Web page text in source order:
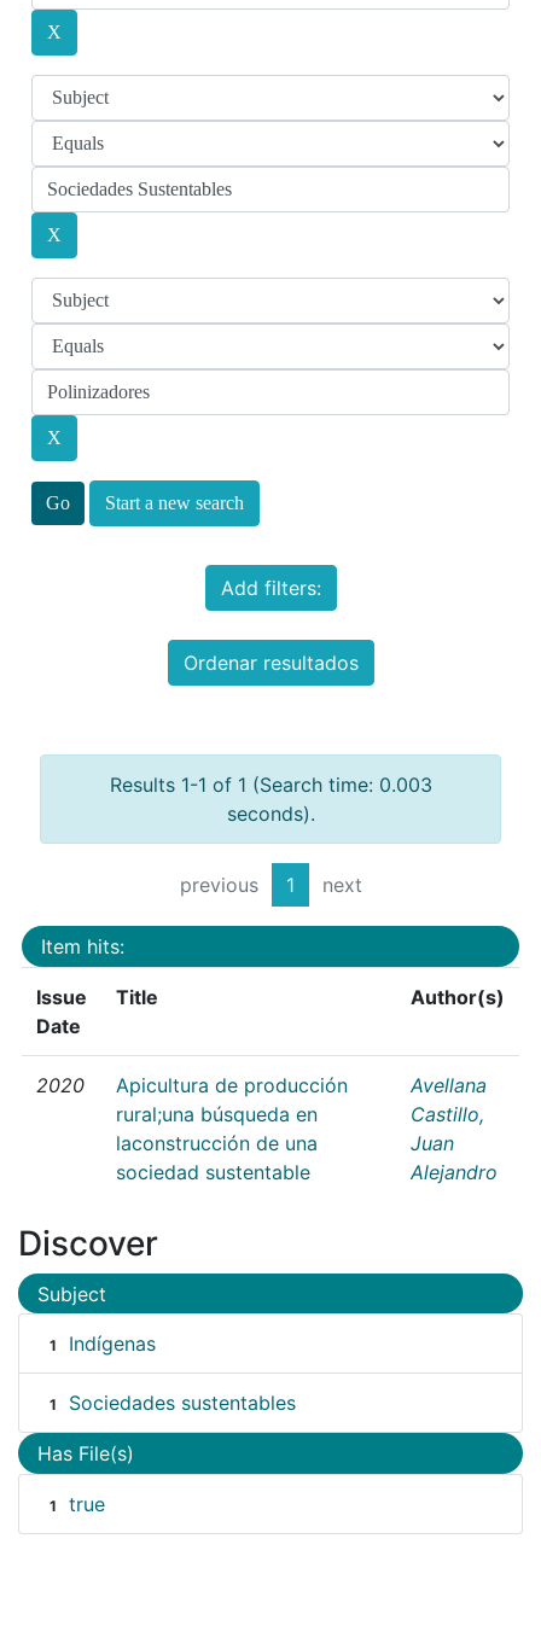
Start a new search
Add filters:
Ordenar resultados
Results 1-1 of 1 (Search time: 0.003
seconds).
previous 1 next
Item hits:
Issue
Date
Title Author(s)
2020
Apicultura de producción
rural;una búsqueda en
laconstrucción de una
sociedad sustentable
Avellana
Castillo,
Juan
Alejandro
Discover
Subject
1 Indígenas
1 Sociedades sustentables
Has File(s)
1 true